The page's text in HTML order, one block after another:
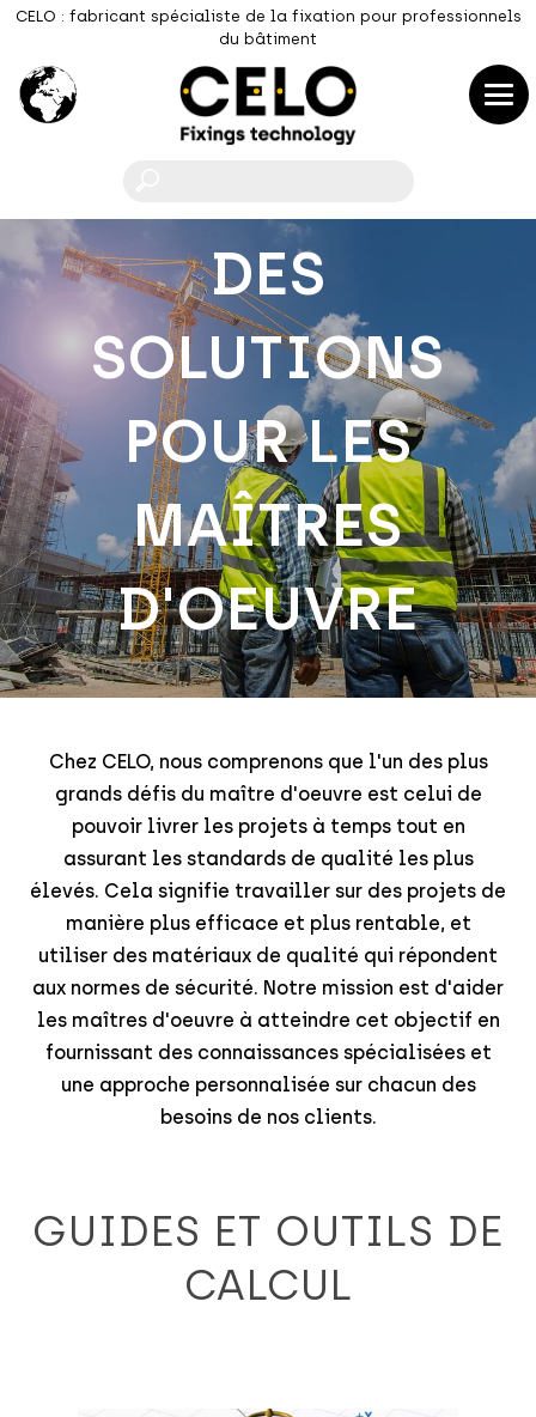
CELO : fabricant spécialiste de la fixation pour professionnels
du bâtiment
DES
SOLUTIONS
POUR LES
MAÎTRES
D'OEUVRE
Chez CELO, nous comprenons que l'un des plus
grands défis du maître d'oeuvre est celui de
pouvoir livrer les projets à temps tout en
assurant les standards de qualité les plus
élevés. Cela signifie travailler sur des projets de
manière plus efficace et plus rentable, et
utiliser des matériaux de qualité qui répondent
aux normes de sécurité. Notre mission est d'aider
les maîtres d'oeuvre à atteindre cet objectif en
fournissant des connaissances spécialisées et
une approche personnalisée sur chacun des
besoins de nos clients.
GUIDES ET OUTILS DE
CALCUL